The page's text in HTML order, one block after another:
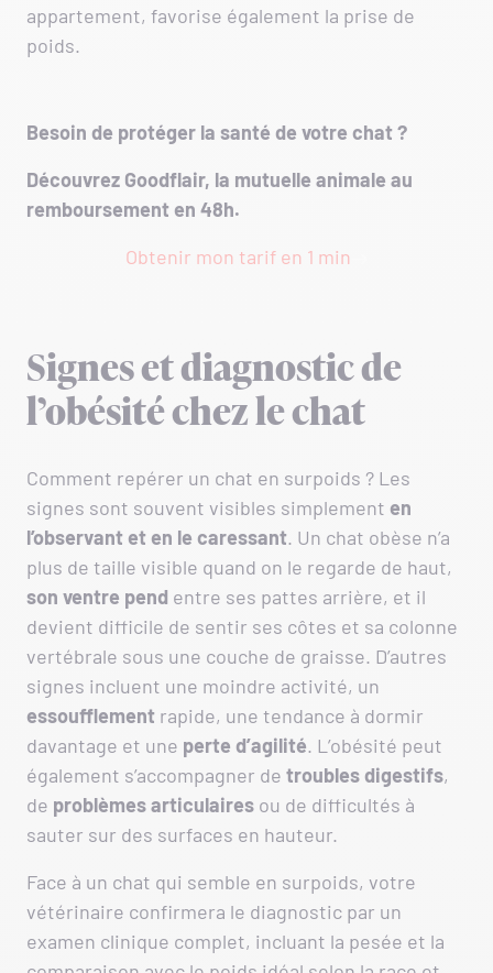
appartement, favorise également la prise de
poids.
Besoin de protéger la santé de votre chat ?
Découvrez Goodflair, la mutuelle animale au
remboursement en 48h.
Obtenir mon tarif en 1 min
Signes et diagnostic de
l’obésité chez le chat
Comment repérer un chat en surpoids ? Les
signes sont souvent visibles simplement en
l’observant et en le caressant. Un chat obèse n’a
plus de taille visible quand on le regarde de haut,
son ventre pend entre ses pattes arrière, et il
devient difficile de sentir ses côtes et sa colonne
vertébrale sous une couche de graisse. D’autres
signes incluent une moindre activité, un
essoufflement rapide, une tendance à dormir
davantage et une perte d’agilité. L’obésité peut
également s’accompagner de troubles digestifs,
de problèmes articulaires ou de difficultés à
sauter sur des surfaces en hauteur.
Face à un chat qui semble en surpoids, votre
vétérinaire confirmera le diagnostic par un
examen clinique complet, incluant la pesée et la